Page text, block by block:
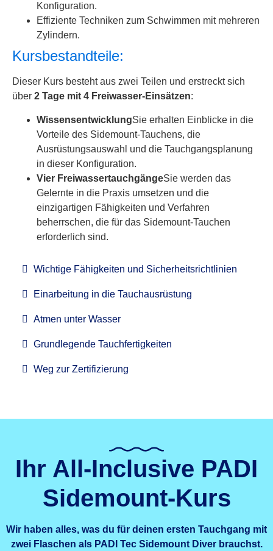
Konfiguration.
Effiziente Techniken zum Schwimmen mit mehreren
Zylindern.
Kursbestandteile:
Dieser Kurs besteht aus zwei Teilen und erstreckt sich
über 2 Tage mit 4 Freiwasser-Einsätzen:
WissensentwicklungSie erhalten Einblicke in die
Vorteile des Sidemount-Tauchens, die
Ausrüstungsauswahl und die Tauchgangsplanung
in dieser Konfiguration.
Vier FreiwassertauchgängeSie werden das
Gelernte in die Praxis umsetzen und die
einzigartigen Fähigkeiten und Verfahren
beherrschen, die für das Sidemount-Tauchen
erforderlich sind.
Wichtige Fähigkeiten und Sicherheitsrichtlinien
Einarbeitung in die Tauchausrüstung
Atmen unter Wasser
Grundlegende Tauchfertigkeiten
Weg zur Zertifizierung
Ihr All-Inclusive PADI
Sidemount-Kurs
Wir haben alles, was du für deinen ersten Tauchgang mit
zwei Flaschen als PADI Tec Sidemount Diver brauchst.